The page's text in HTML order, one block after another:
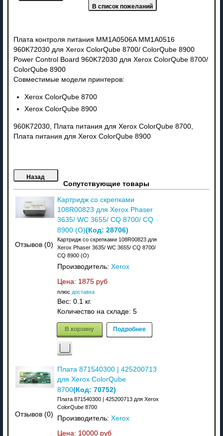
Плата контроля питания MM1A0506A MM1A0516
960K72030 для Xerox ColorQube 8700/ ColorQube 8900
Power Control Board 960K72030 для Xerox ColorQube 8700/
ColorQube 8900
Совместимые модели принтеров:
Xerox ColorQube 8700
Xerox ColorQube 8900
960K72030, Плата питания для Xerox ColorQube 8700,
Плата питания для Xerox ColorQube 8900
Сопутствующие товары
Отзывов (0)
Картридж со скрепками
108R00823 для Xerox Phaser
3635/ WC 3655/ CQ 8700/ CQ
8900 (О)(Код: 28706)
Картридж со скрепками 108R00823 для
Xerox Phaser 3635/ WC 3655/ CQ 8700/
CQ 8900 (О)
Производитель: Xerox
Цена: 1875 руб
плюс доставка
Вес: 0.1 кг.
Количество на складе: 5
В корзину Подробнее
Отзывов (0)
Плата 871540300 | 425200713
для Xerox ColorQube
8700(Код: 70752)
Плата 871540300 | 425200713 для Xerox
ColorQube 8700
Производитель: Xerox
Цена: 10000 руб